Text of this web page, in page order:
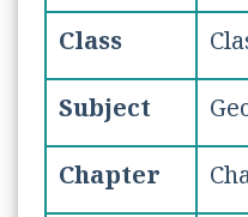
Class
Subject
Chapter